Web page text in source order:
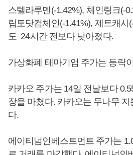
스텔라루멘(-1.42%), 체인링크(-
립토닷컴체인(-1.41%), 제트캐시
도 24시간 전보다 낮아졌다.
가상화폐 테마기업 주가는 등락
카카오 주가는 14일 전날보다
장을 마쳤다. 카카오는 두나무
다.
에이티넘인베스트먼트 주가는